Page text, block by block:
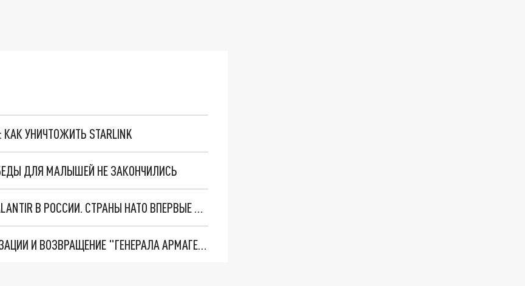
УНИЧТОЖИТЬ STARLINK
ДЛЯ МАЛЫШЕЙ НЕ ЗАКОНЧИЛИСЬ
"ОЧЕНЬ ПЛОХИЕ НОВОСТИ": БОЛЬШАЯ ОШИБКА PALANTIR В РОССИИ. СТРАНЫ НАТО ВПЕРВЫЕ ЗА СВО ОСТАНОВИЛИ ПОСТАВКИ ОРУЖИЯ. ВСУ ТЕРЯЮТ ПРИГРАНИЧЬЕ?
ТРИ ГЛАВНЫХ ИНСАЙДА ОБ СВО. ОТМЕНА МОБИЛИЗАЦИИ И ВОЗВРАЩЕНИЕ "ГЕНЕРАЛА АРМАГЕДДОНА"? ОТЛИЧНЫЕ НОВОСТИ, КОТОРЫЕ ЖДАЛИ ВСЕ